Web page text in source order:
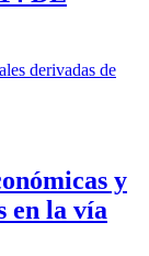
y
en la vía